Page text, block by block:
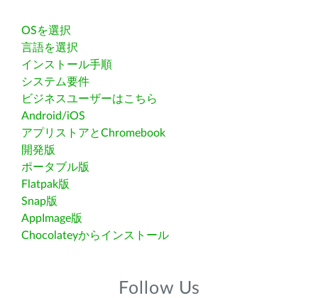
OSを選択
言語を選択
インストール手順
システム要件
ビジネスユーザーはこちら
Android/iOS
アプリストアとChromebook
開発版
ポータブル版
Flatpak版
Snap版
AppImage版
Chocolateyからインストール
Follow Us